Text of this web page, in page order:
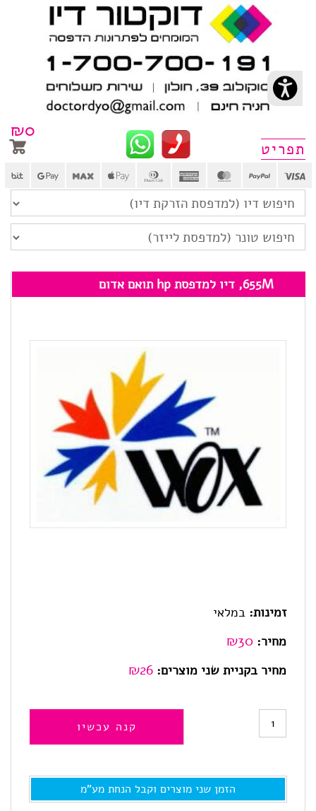
₪
655M, דיו למדפסת hp תואם אדום
זמינות:במלאי
מחיר:
₪30
מחיר בקניית שני מוצרים: ₪26
כמות
655M,
דיו
קנה עכשיו
הזמן שני מוצרים וקבל הנחת מע"מ